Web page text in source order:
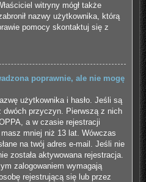
witryny mógł także
nazwy użytkownika, którą
pomocy skontaktuj się z
poprawnie, ale nie mogę
użytkownika i hasło. Jeśli są
dwóch przyczyn. Pierwszą z nich
a w czasie rejestracji
mniej niż 13 lat. Wówczas
na twój adres e-mail. Jeśli nie
została aktywowana rejestracja.
zalogowaniem wymagają
rejestrującą się lub przez